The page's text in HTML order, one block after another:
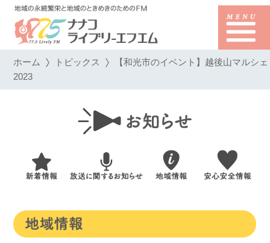
ホーム トピックス 【和光市のイベント】越後山マルシェ
2023